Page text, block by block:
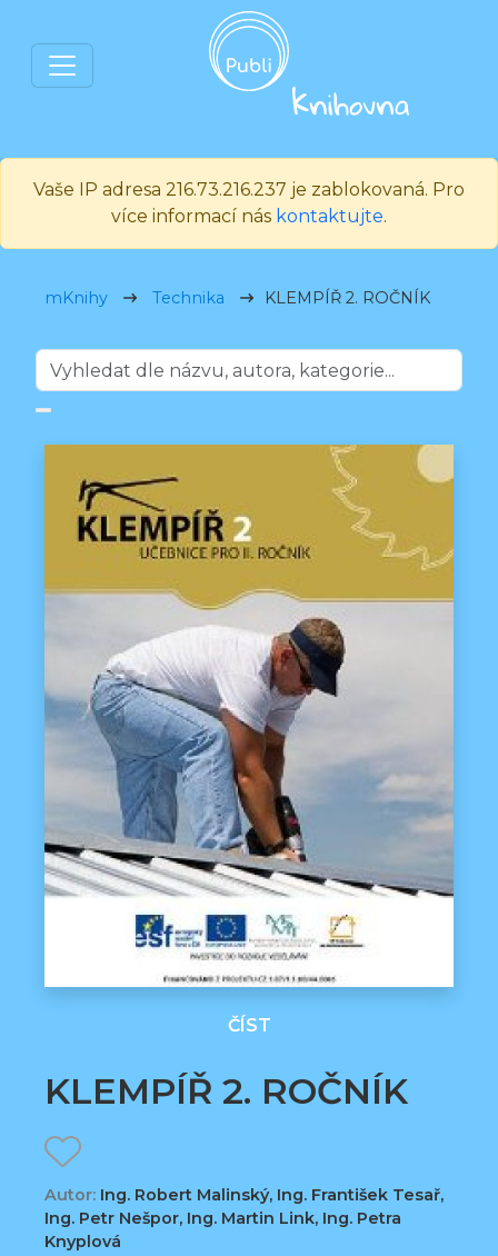
Vaše IP adresa 216.73.216.237 je zablokovaná. Pro
více informací nás kontaktujte.
mKnihy Technika KLEMPÍŘ 2. ROČNÍK
ČÍST
KLEMPÍŘ 2. ROČNÍK
Autor: Ing. Robert Malinský, Ing. František Tesař,
Ing. Petr Nešpor, Ing. Martin Link, Ing. Petra
Knyplová